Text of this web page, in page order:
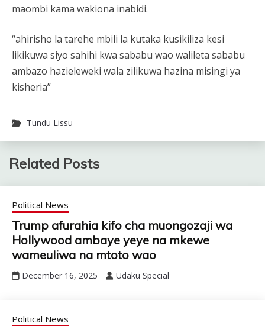
maombi kama wakiona inabidi.
“ahirisho la tarehe mbili la kutaka kusikiliza kesi
likikuwa siyo sahihi kwa sababu wao walileta sababu
ambazo hazieleweki wala zilikuwa hazina misingi ya
kisheria”
Tundu Lissu
Related Posts
Political News
Trump afurahia kifo cha muongozaji wa
Hollywood ambaye yeye na mkewe
wameuliwa na mtoto wao
December 16, 2025 Udaku Special
Political News